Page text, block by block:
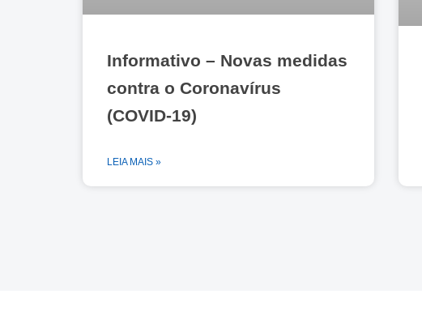
Informativo – Novas medidas
contra o Coronavírus
(COVID-19)
LEIA MAIS »